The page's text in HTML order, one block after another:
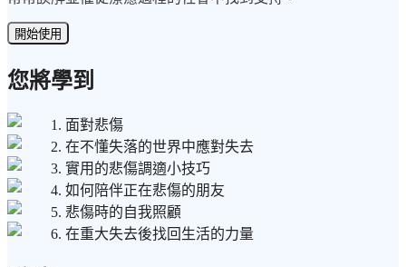
開始使用
您將學到
1. 面對悲傷
2. 在不懂失落的世界中應對失去
3. 實用的悲傷調適小技巧
4. 如何陪伴正在悲傷的朋友
5. 悲傷時的自我照顧
6. 在重大失去後找回生活的力量